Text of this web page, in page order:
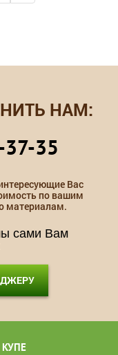
НАМ:
35
Вас
по вашим
материалам.
сами Вам